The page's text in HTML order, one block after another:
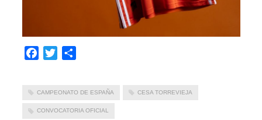
Facebook
Twitter
CAMPEONATO DE ESPAÑA CESA TORREVIEJA
CONVOCATORIA OFICIAL